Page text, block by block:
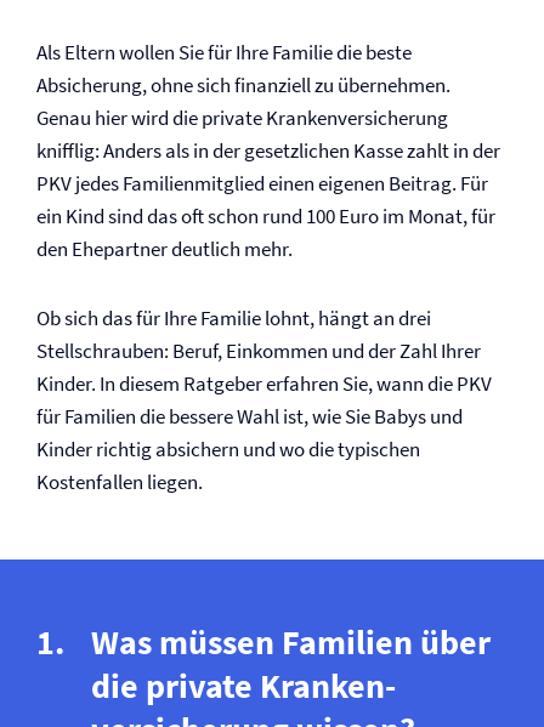
Als Eltern wollen Sie für Ihre Familie die beste
Absicherung, ohne sich finanziell zu übernehmen.
Genau hier wird die private Kranken­versicherung
knifflig: Anders als in der gesetzlichen Kasse zahlt in der
PKV jedes Familienmitglied einen eigenen Beitrag. Für
ein Kind sind das oft schon rund 100 Euro im Monat, für
den Ehepartner deutlich mehr.
Ob sich das für Ihre Familie lohnt, hängt an drei
Stellschrauben: Beruf, Einkommen und der Zahl Ihrer
Kinder. In diesem Ratgeber erfahren Sie, wann die PKV
für Familien die bessere Wahl ist, wie Sie Babys und
Kinder richtig absichern und wo die typischen
Kostenfallen liegen.
Was müssen Familien über
die private Kranken­